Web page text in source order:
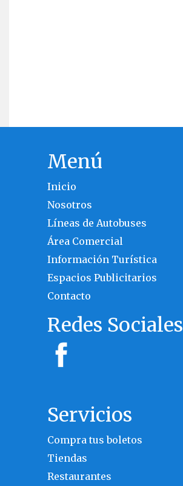
Menú
Inicio
Nosotros
Líneas de Autobuses
Área Comercial
Información Turística
Espacios Publicitarios
Contacto
Redes Sociales
Servicios
Compra tus boletos
Tiendas
Restaurantes